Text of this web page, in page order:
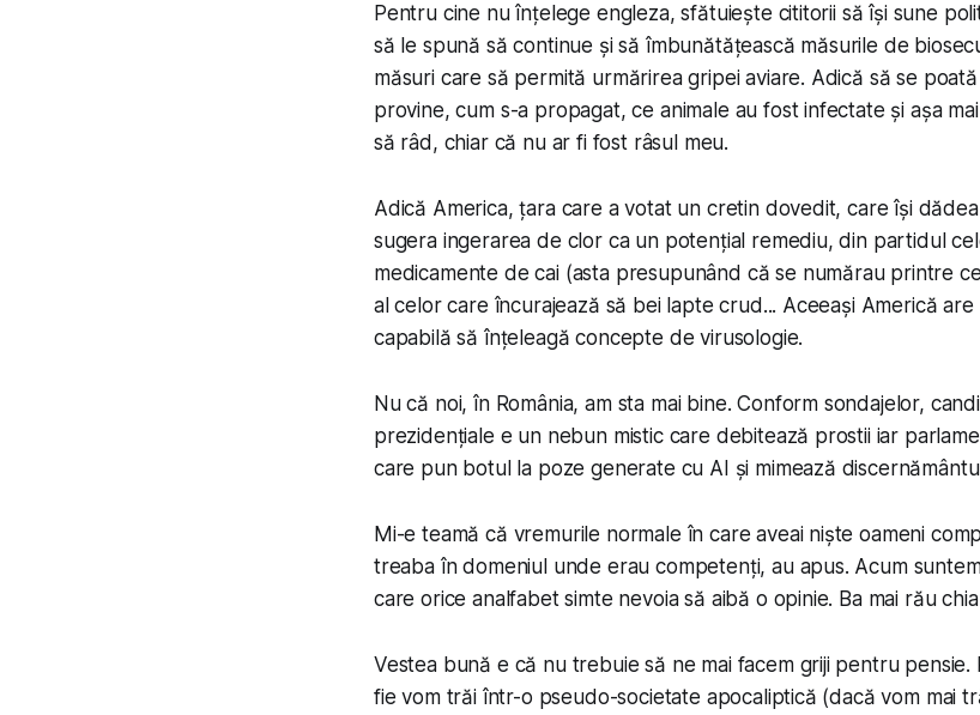
Pentru cine nu înțelege engleza, sfătuiește cititorii să își sune
să le spună să continue și să îmbunătățească măsurile de
măsuri care să permită urmărirea gripei aviare. Adică să se
provine, cum s-a propagat, ce animale au fost infectate și așa
să râd, chiar că nu ar fi fost râsul meu.
Adică America, țara care a votat un cretin dovedit, care își
sugera ingerarea de clor ca un potențial remediu, din partidul
medicamente de cai (asta presupunând că se numărau printre
al celor care încurajează să bei lapte crud... Aceeași Americă
capabilă să înțeleagă concepte de virusologie.
Nu că noi, în România, am sta mai bine. Conform sondajelor,
prezidențiale e un nebun mistic care debitează prostii iar
care pun botul la poze generate cu AI și mimează
Mi-e teamă că vremurile normale în care aveai niște oameni
treaba în domeniul unde erau competenți, au apus. Acum
care orice analfabet simte nevoia să aibă o opinie. Ba mai rău
Vestea bună e că nu trebuie să ne mai facem griji pentru
fie vom trăi într-o pseudo-societate apocaliptică (dacă vom mai